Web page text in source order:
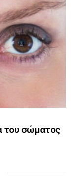
του σώματος